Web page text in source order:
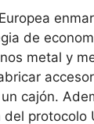
de
metal y
cajón.
del protocolo